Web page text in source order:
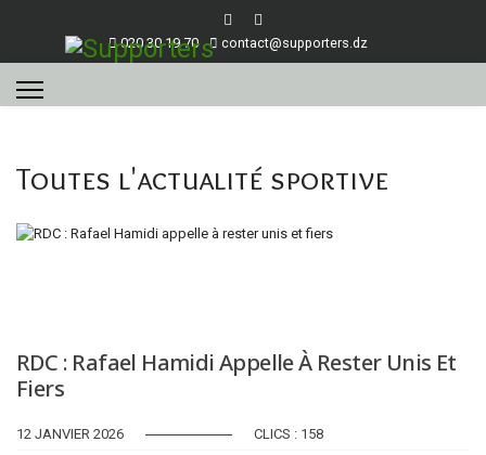
020 30 19 70 contact@supporters.dz
Toutes l'actualité sportive
RDC : Rafael Hamidi Appelle À Rester Unis Et
Fiers
12 JANVIER 2026 CLICS : 158